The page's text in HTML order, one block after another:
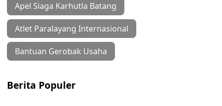
Apel Siaga Karhutla Batang
Atlet Paralayang Internasional
Bantuan Gerobak Usaha
Berita Populer